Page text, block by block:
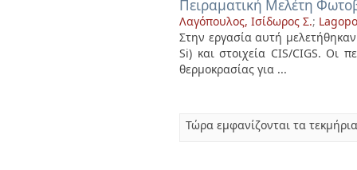
Πειραματική Μελέτη
Λαγόπουλος, Ισίδωρος Σ.;
Στην εργασία αυτή
Si) και στοιχεία CIS/CIGS. Οι
θερμοκρασίας για ...
Τώρα εμφανίζονται τα